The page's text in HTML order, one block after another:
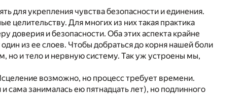
для укрепления чувства безопасности и единения.
Для многих из них такая практика
доверия и безопасности. Оба этих аспекта крайне
из ее слоев. Чтобы добраться до корня нашей боли
но и тело и нервную систему. Так уж устроены мы,
возможно, но процесс требует времени.
занималась ею пятнадцать лет), но подлинного